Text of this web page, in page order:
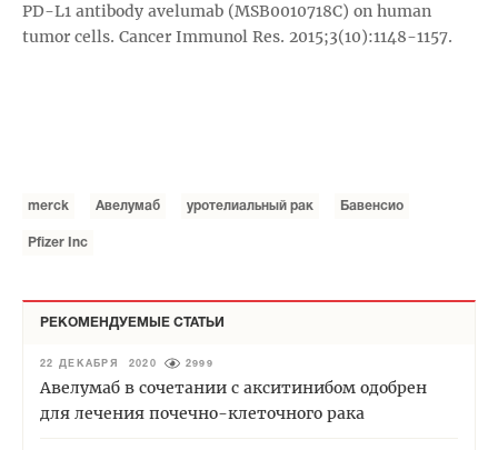
PD-L1 antibody avelumab (MSB0010718C) on human
tumor cells. Cancer Immunol Res. 2015;3(10):1148-1157.
merck Авелумаб уротелиальный рак Бавенсио
Pfizer Inc
РЕКОМЕНДУЕМЫЕ СТАТЬИ
22 ДЕКАБРЯ 2020 2999
Авелумаб в сочетании с акситинибом одобрен
для лечения почечно-клеточного рака